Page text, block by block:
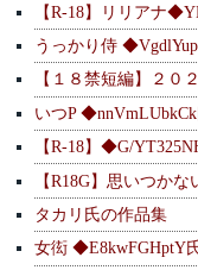
【R-18】リリアナ
うっかり侍
【１８禁短編】２０
いつP
【R-18】◆G/
【R18G】思いつか
タカリ氏の作品集
女衒 ◆E8kwFGHptY